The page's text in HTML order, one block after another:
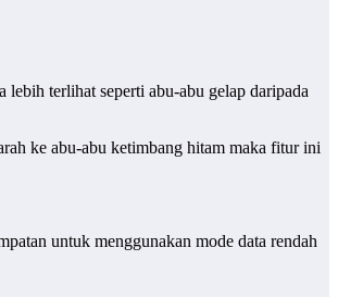
terlihat seperti abu-abu gelap daripada
ke abu-abu ketimbang hitam maka fitur ini
untuk menggunakan mode data rendah